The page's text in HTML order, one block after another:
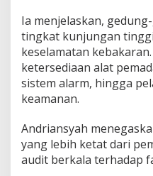
Ia menjelaskan,
tingkat kunjungan
keselamatan
ketersediaan alat
sistem alarm, hingga
keamanan.
Andriansyah
yang lebih ketat dari
audit berkala terhadap